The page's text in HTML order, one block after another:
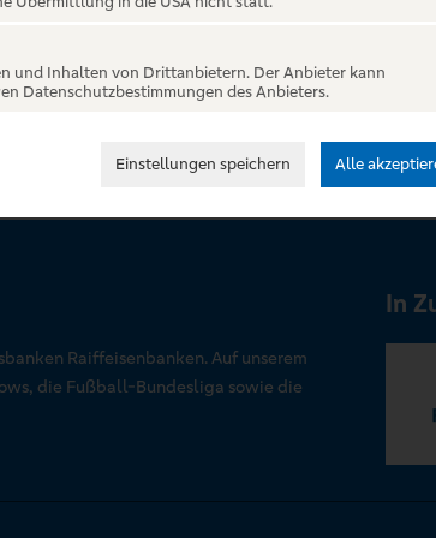
Raiffeisenbanken. Auf unserem
die Fußball-Bundesliga sowie die
In
und Inhalten von Drittanbietern. Der Anbieter kann
Datenschutzbestimmungen des Anbieters.
Einstellungen speichern Alle